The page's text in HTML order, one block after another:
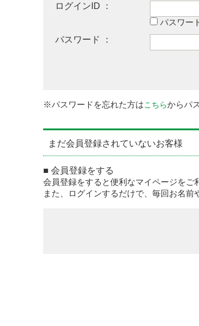
ログインID ：
パスワー
パスワード ：
※パスワードを忘れた方はこちらからパ
まだ会員登録されていないお客様
■ 会員登録をする
会員登録をすると便利なマイページをご
また、ログインするだけで、毎回お名前